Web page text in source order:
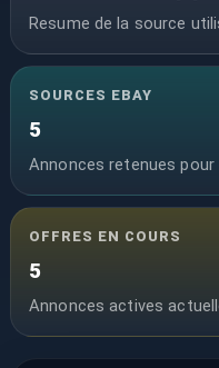
Resume de la source
SOURCES EBAY
5
Annonces retenues
OFFRES EN COURS
5
Annonces actives